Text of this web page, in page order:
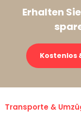
Erhalten
Kostenlos
Transporte &